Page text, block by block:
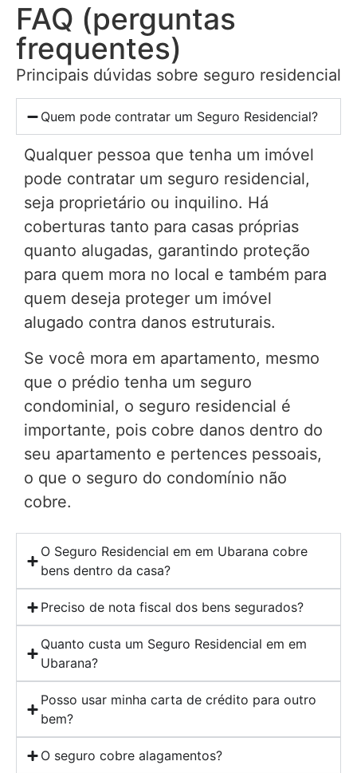
FAQ (perguntas
frequentes)
Principais dúvidas sobre seguro residencial
Quem pode contratar um Seguro Residencial?
Qualquer pessoa que tenha um imóvel
pode contratar um seguro residencial,
seja proprietário ou inquilino. Há
coberturas tanto para casas próprias
quanto alugadas, garantindo proteção
para quem mora no local e também para
quem deseja proteger um imóvel
alugado contra danos estruturais.
Se você mora em apartamento, mesmo
que o prédio tenha um seguro
condominial, o seguro residencial é
importante, pois cobre danos dentro do
seu apartamento e pertences pessoais,
o que o seguro do condomínio não
cobre.
O Seguro Residencial em em Ubarana cobre
bens dentro da casa?
Preciso de nota fiscal dos bens segurados?
Quanto custa um Seguro Residencial em em
Ubarana?
Posso usar minha carta de crédito para outro
bem?
O seguro cobre alagamentos?